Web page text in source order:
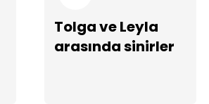
Tolga ve Leyla
arasında sinirler